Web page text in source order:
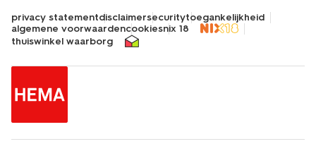
privacy statementdisclaimersecuritytoegankelijkheid
algemene voorwaardencookiesnix 18
thuiswinkel waarborg